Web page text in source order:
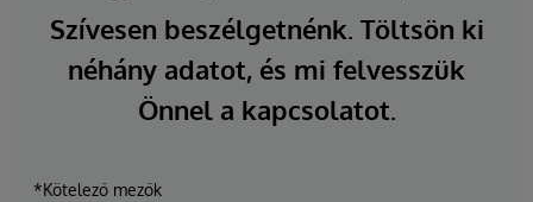
Szívesen beszélgetnénk. Töltsön ki
néhány adatot, és mi felvesszük
Önnel a kapcsolatot.
*Kötelező mezők